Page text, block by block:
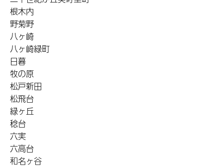
根木内
野菊野
八ヶ崎
八ヶ崎緑町
日暮
牧の原
松戸新田
松飛台
緑ヶ丘
稔台
六実
六高台
和名ヶ谷